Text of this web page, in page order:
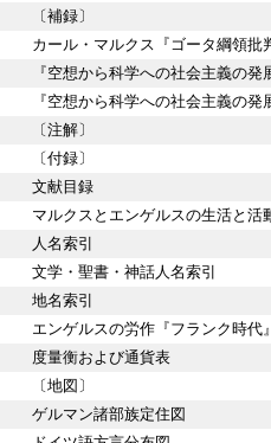
〔補録〕
カール・マルクス『ゴータ綱領批
『空想から科学への社会主義の
『空想から科学への社会主義の
〔注解〕
〔付録〕
文献目録
マルクスとエンゲルスの生活と活
人名索引
文学・聖書・神話人名索引
地名索引
エンゲルスの労作『フランク時代
度量衡および通貨表
〔地図〕
ゲルマン諸部族定住図